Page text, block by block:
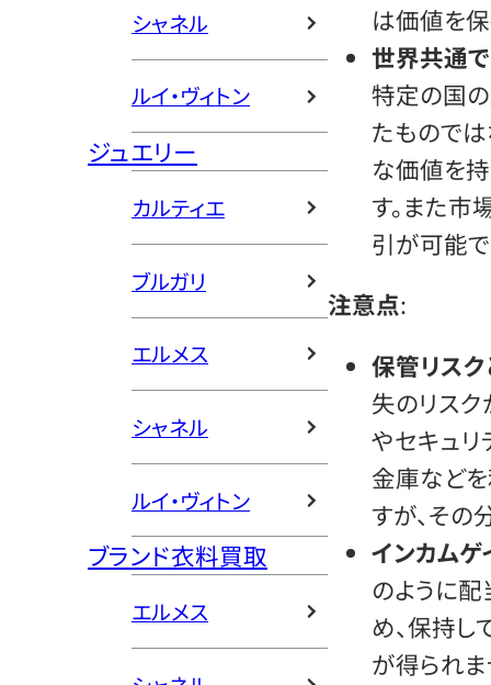
シャネル
ルイ・ヴィトン
ジュエリー
カルティエ
ブルガリ
エルメス
シャネル
ルイ・ヴィトン
ブランド衣料買取
エルメス
は価値を
世界共通
特定の国
たものでは
な価値を
す。また市
引が可能で
注意点:
保管リス
失のリス
やセキュリ
金庫など
すが、その
インカム
のように
め、保持
が得られ